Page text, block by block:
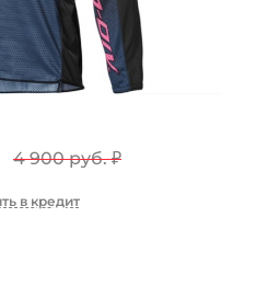
4 900 руб.₽
в кредит